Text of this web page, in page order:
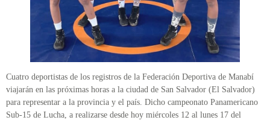
Cuatro deportistas de los registros de la Federación Deportiva de Manabí
viajarán en las próximas horas a la ciudad de San Salvador (El Salvador)
para representar a la provincia y el país. Dicho campeonato Panamericano
Sub-15 de Lucha, a realizarse desde hoy miércoles 12 al lunes 17 del